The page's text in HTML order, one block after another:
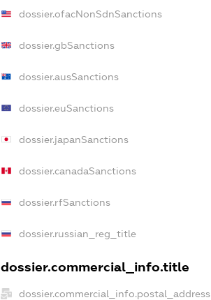
dossier.ofacNonSdnSanctions
dossier.gbSanctions
dossier.ausSanctions
dossier.euSanctions
dossier.japanSanctions
dossier.canadaSanctions
dossier.rfSanctions
dossier.russian_reg_title
dossier.commercial_info.title
dossier.commercial_info.postal_address